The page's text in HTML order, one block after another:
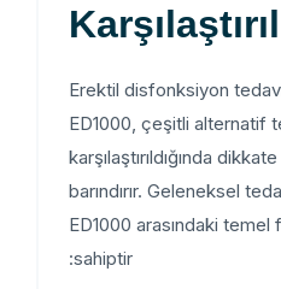
Erektil disfonksiyon
ED1000, çeşitli
karşılaştırıldığında
barındırır.
ED1000 arasındaki
sahiptir: